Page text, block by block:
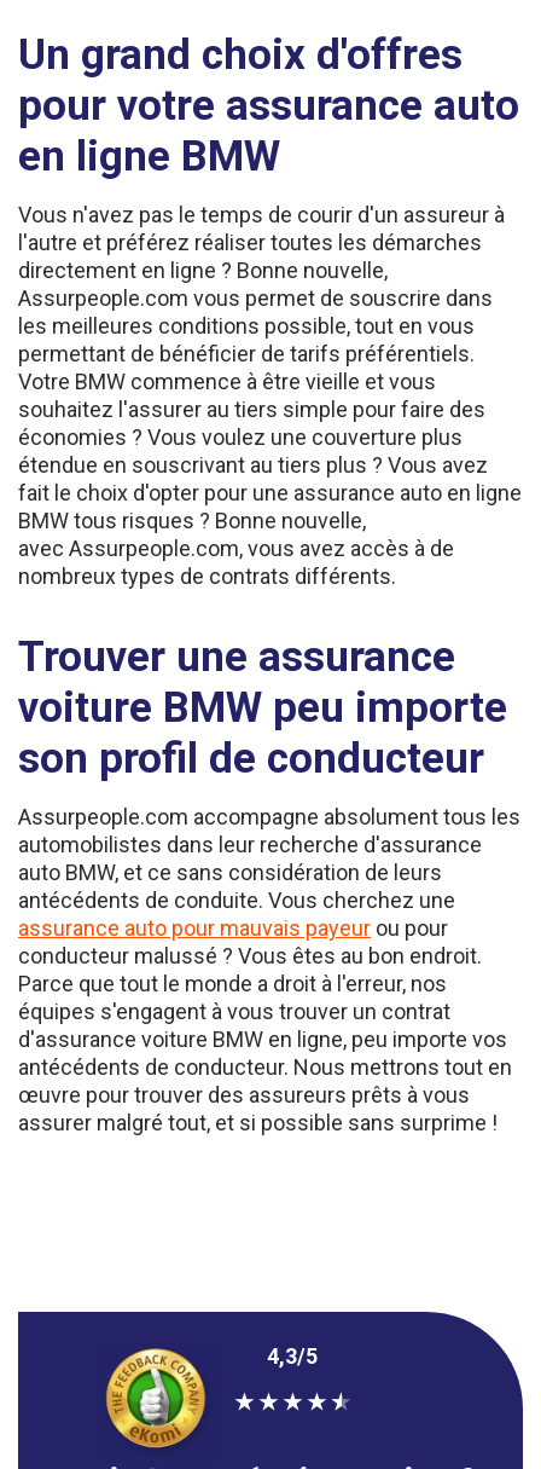
Un grand choix d'offres
pour votre assurance auto
en ligne BMW
Vous n'avez pas le temps de courir d'un assureur à
l'autre et préférez réaliser toutes les démarches
directement en ligne ? Bonne nouvelle,
Assurpeople.com vous permet de souscrire dans
les meilleures conditions possible, tout en vous
permettant de bénéficier de tarifs préférentiels.
Votre BMW commence à être vieille et vous
souhaitez l'assurer au tiers simple pour faire des
économies ? Vous voulez une couverture plus
étendue en souscrivant au tiers plus ? Vous avez
fait le choix d'opter pour une assurance auto en ligne
BMW tous risques ? Bonne nouvelle,
avec Assurpeople.com, vous avez accès à de
nombreux types de contrats différents.
Trouver une assurance
voiture BMW peu importe
son profil de conducteur
Assurpeople.com accompagne absolument tous les
automobilistes dans leur recherche d'assurance
auto BMW, et ce sans considération de leurs
antécédents de conduite. Vous cherchez une
assurance auto pour mauvais payeurou pour
conducteur malussé ? Vous êtes au bon endroit.
Parce que tout le monde a droit à l'erreur, nos
équipes s'engagent à vous trouver un contrat
d'assurance voiture BMW en ligne, peu importe vos
antécédents de conducteur. Nous mettrons tout en
œuvre pour trouver des assureurs prêts à vous
assurer malgré tout, et si possible sans surprime !
★
Efficace, vous avez répondu à